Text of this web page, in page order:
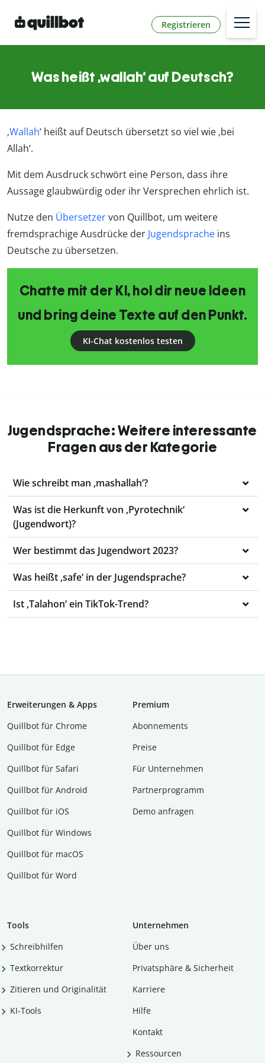
Registrieren
Was heißt ‚wallah‘ auf Deutsch?
‚Wallah‘ heißt auf Deutsch übersetzt so viel wie ‚bei
Allah‘.
Mit dem Ausdruck schwört eine Person, dass ihre
Aussage glaubwürdig oder ihr Versprechen ehrlich ist.
Nutze den Übersetzervon Quillbot, um weitere
fremdsprachige Ausdrücke der Jugendsprache ins
Deutsche zu übersetzen.
Chatte mit der KI, hol dir neue Ideen
und bring deine Texte auf den Punkt.
KI-Chat kostenlos testen
Jugendsprache: Weitere interessante
Fragen aus der Kategorie
Wie schreibt man ‚mashallah‘?
Was ist die Herkunft von ‚Pyrotechnik‘
(Jugendwort)?
Wer bestimmt das Jugendwort 2023?
Was heißt ‚safe‘ in der Jugendsprache?
Ist ‚Talahon‘ ein TikTok-Trend?
Erweiterungen & Apps
Quillbot für Chrome
Quillbot für Edge
Quillbot für Safari
Quillbot für Android
Quillbot für iOS
Quillbot für Windows
Quillbot für macOS
Quillbot für Word
Premium
Abon­ne­ments
Preise
Für Unternehmen
Partnerprogramm
Demo anfragen
Tools
Schreibhilfen
Textkorrektur
Zitieren und Originalität
KI-Tools
Unternehmen
Über uns
Privatsphäre & Sicherheit
Karriere
Hilfe
Kontakt
Ressourcen